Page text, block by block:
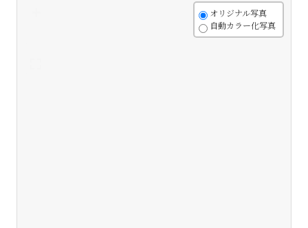
オリジナル写真
自動カラー化写真